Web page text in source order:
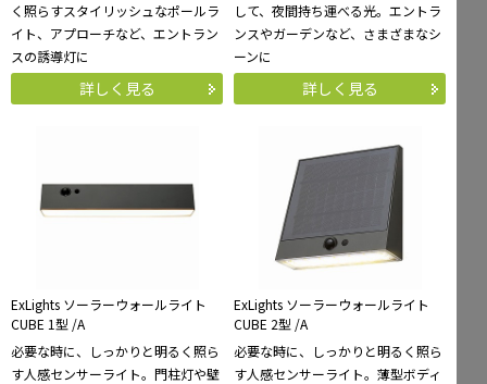
く照らすスタイリッシュなポールラ
イト、アプローチなど、エントラン
スの誘導灯に
詳しく見る
して、夜間持ち運べる光。エントラ
ンスやガーデンなど、さまざまなシ
ーンに
詳しく見る
ExLights ソーラーウォールライト
CUBE 1型 /A
必要な時に、しっかりと明るく照ら
す人感センサーライト。門柱灯や壁
ExLights ソーラーウォールライト
CUBE 2型 /A
必要な時に、しっかりと明るく照ら
す人感センサーライト。薄型ボディ